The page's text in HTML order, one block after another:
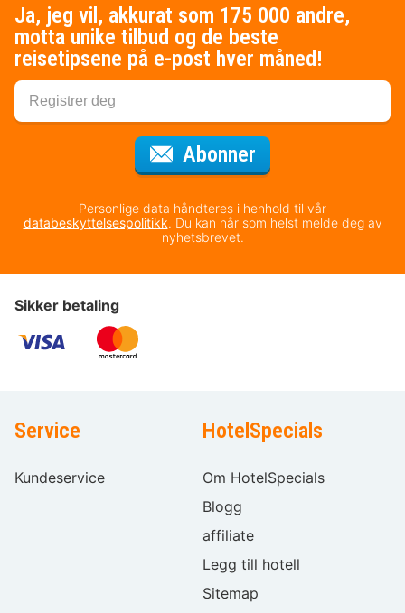
Ja, jeg vil, akkurat som 175 000 andre,
motta unike tilbud og de beste
reisetipsene på e-post hver måned!
Abonner
Personlige data håndteres i henhold til vår
databeskyttelsespolitikk. Du kan når som helst melde deg av
nyhetsbrevet.
Sikker betaling
Service
Kundeservice
HotelSpecials
Om HotelSpecials
Blogg
affiliate
Legg till hotell
Sitemap